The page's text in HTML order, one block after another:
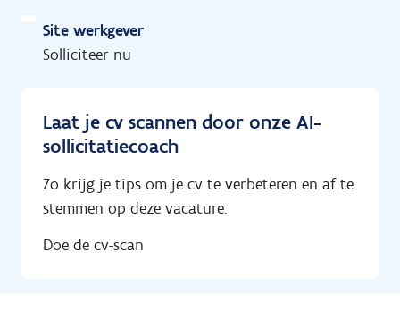
Site werkgever
Solliciteer nu
Laat je cv scannen door onze AI-
sollicitatiecoach
Zo krijg je tips om je cv te verbeteren en af te
stemmen op deze vacature.
Doe de cv-scan